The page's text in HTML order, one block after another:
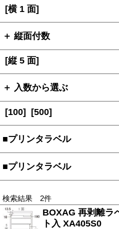
[横 1 面]
＋ 縦面付数
[縦 5 面]
＋ 入数から選ぶ
[100] [500]
■プリンタラベル
■プリンタラベル
検索結果 2件
BOXAG 再剥離ラ
ト入 XA405S0